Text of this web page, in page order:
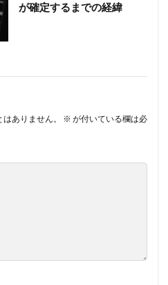
が確定するまでの経緯
ありません。 ※ が付いている欄は必